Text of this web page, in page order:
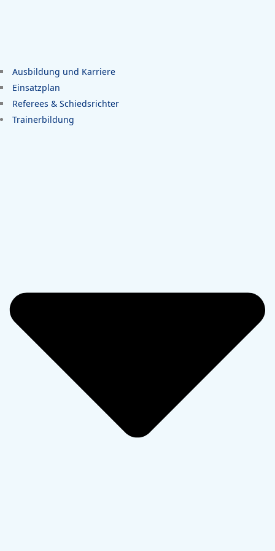
Ausbildung und Karriere
Einsatzplan
Referees & Schiedsrichter
Trainerbildung